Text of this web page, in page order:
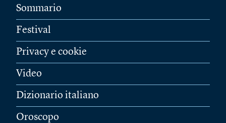
Sommario
Festival
Privacy e cookie
Video
Dizionario italiano
Oroscopo